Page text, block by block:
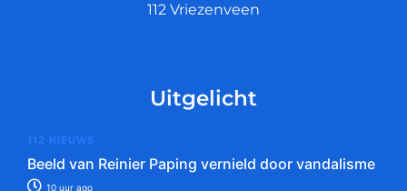
112 Vriezenveen
Uitgelicht
112 NIEUWS
Beeld van Reinier Paping vernield door vandalisme
10 uur ago